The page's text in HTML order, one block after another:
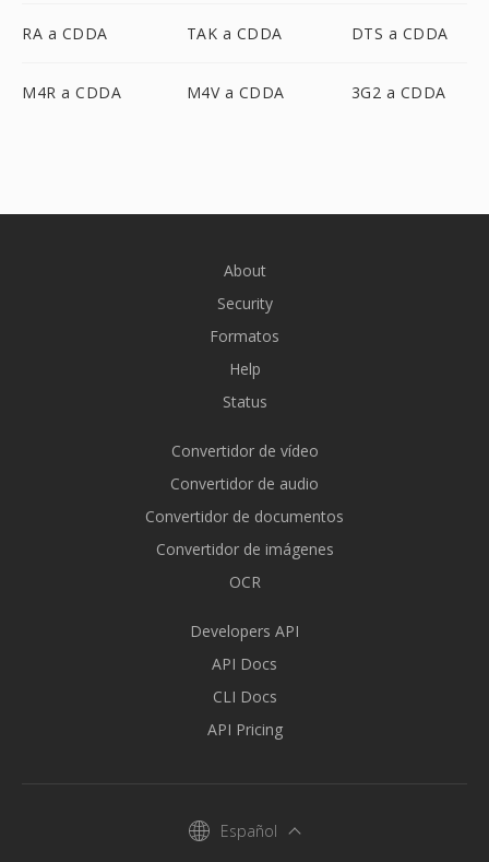
RA a CDDA TAK a CDDA DTS a CDDA
M4R a CDDA M4V a CDDA 3G2 a CDDA
About
Security
Formatos
Help
Status
Convertidor de vídeo
Convertidor de audio
Convertidor de documentos
Convertidor de imágenes
OCR
Developers API
API Docs
CLI Docs
API Pricing
Español